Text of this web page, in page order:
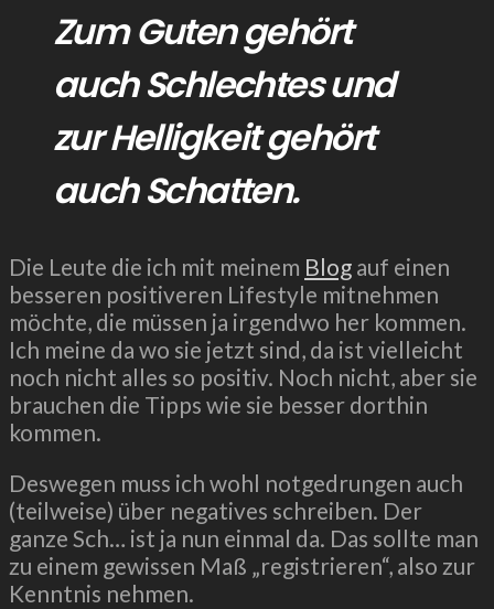
Zum Guten gehört
auch Schlechtes und
zur Helligkeit gehört
auch Schatten.
Die Leute die ich mit meinem Blog auf einen
besseren positiveren Lifestyle mitnehmen
möchte, die müssen ja irgendwo her kommen.
Ich meine da wo sie jetzt sind, da ist vielleicht
noch nicht alles so positiv. Noch nicht, aber sie
brauchen die Tipps wie sie besser dorthin
kommen.
Deswegen muss ich wohl notgedrungen auch
(teilweise) über negatives schreiben. Der
ganze Sch… ist ja nun einmal da. Das sollte man
zu einem gewissen Maß „registrieren“, also zur
Kenntnis nehmen.